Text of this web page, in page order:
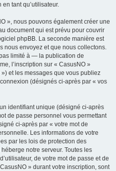
tant qu’utilisateur.
», nous pouvons également créer une
document qui est prévu pour couvrir
phpBB. La seconde manière est
nous envoyez et que nous collectons.
limité à — la publication de
l’inscription sur « CasusNO »
et les messages que vous publiez
(désignés ci-après par « vos
identifiant unique (désigné ci-après
de passe personnel vous permettant
ci-après par « votre mot de
Les informations de votre
par les lois de protection des
notre serveur. Toutes les
de votre mot de passe et de
» durant votre inscription, sont